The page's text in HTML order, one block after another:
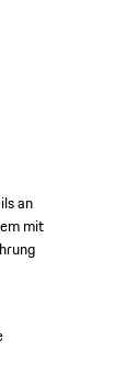
an
mit